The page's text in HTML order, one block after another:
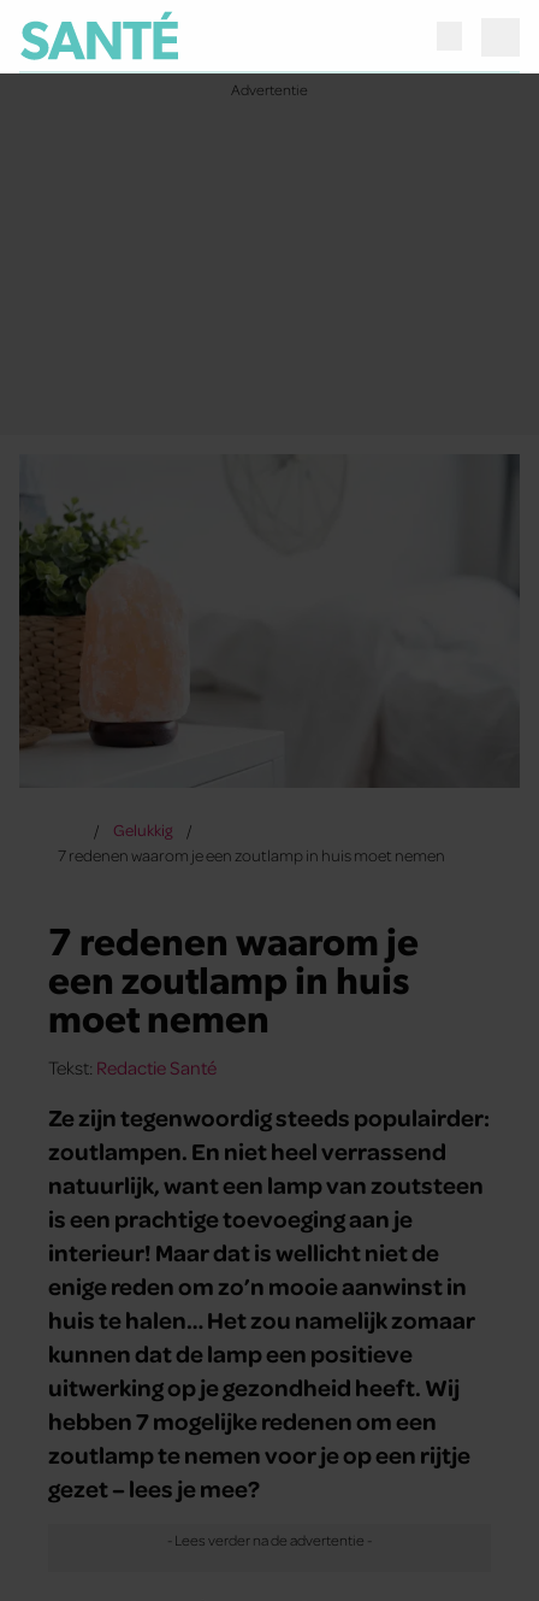
Gelukkig
7 redenen waarom je een zoutlamp in huis moet nemen
7 redenen waarom je
een zoutlamp in huis
moet nemen
Tekst: Redactie Santé
Ze zijn tegenwoordig steeds populairder:
zoutlampen. En niet heel verrassend
natuurlijk, want een lamp van zoutsteen
is een prachtige toevoeging aan je
interieur! Maar dat is wellicht niet de
enige reden om zo’n mooie aanwinst in
huis te halen… Het zou namelijk zomaar
kunnen dat de lamp een positieve
uitwerking op je gezondheid heeft. Wij
hebben 7 mogelijke redenen om een
zoutlamp te nemen voor je op een rijtje
gezet – lees je mee?